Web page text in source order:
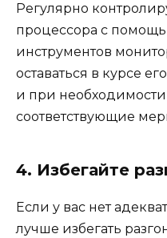
Регулярно
процессора с
инструментов
оставаться в курсе
и при
соответствующие
4. Избегайте
Если у вас нет
лучше избегать